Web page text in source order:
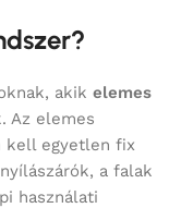
akik elemes
Az elemes
kell egyetlen fix
a falak
használati